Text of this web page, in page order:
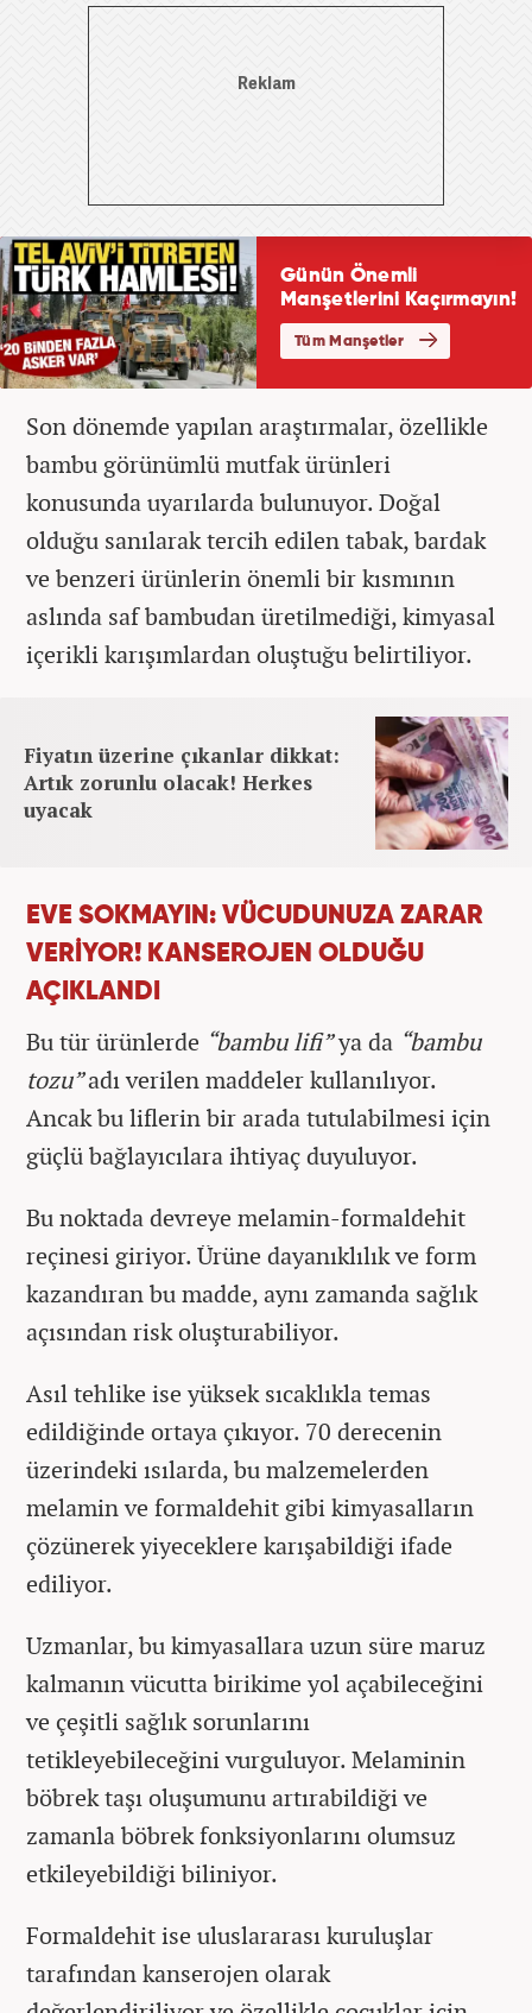
Son dönemde yapılan araştırmalar, özellikle
bambu görünümlü mutfak ürünleri
konusunda uyarılarda bulunuyor. Doğal
olduğu sanılarak tercih edilen tabak, bardak
ve benzeri ürünlerin önemli bir kısmının
aslında saf bambudan üretilmediği, kimyasal
içerikli karışımlardan oluştuğu belirtiliyor.
Fiyatın üzerine çıkanlar dikkat:
Artık zorunlu olacak! Herkes
uyacak
EVE SOKMAYIN: VÜCUDUNUZA ZARAR
VERİYOR! KANSEROJEN OLDUĞU
AÇIKLANDI
Bu tür ürünlerde “bambu lifi”ya da “bambu
tozu”adı verilen maddeler kullanılıyor.
Ancak bu liflerin bir arada tutulabilmesi için
güçlü bağlayıcılara ihtiyaç duyuluyor.
Bu noktada devreye melamin-formaldehit
reçinesi giriyor. Ürüne dayanıklılık ve form
kazandıran bu madde, aynı zamanda sağlık
açısından risk oluşturabiliyor.
Asıl tehlike ise yüksek sıcaklıkla temas
edildiğinde ortaya çıkıyor. 70 derecenin
üzerindeki ısılarda, bu malzemelerden
melamin ve formaldehit gibi kimyasalların
çözünerek yiyeceklere karışabildiği ifade
ediliyor.
Uzmanlar, bu kimyasallara uzun süre maruz
kalmanın vücutta birikime yol açabileceğini
ve çeşitli sağlık sorunlarını
tetikleyebileceğini vurguluyor. Melaminin
böbrek taşı oluşumunu artırabildiği ve
zamanla böbrek fonksiyonlarını olumsuz
etkileyebildiği biliniyor.
Formaldehit ise uluslararası kuruluşlar
tarafından kanserojen olarak